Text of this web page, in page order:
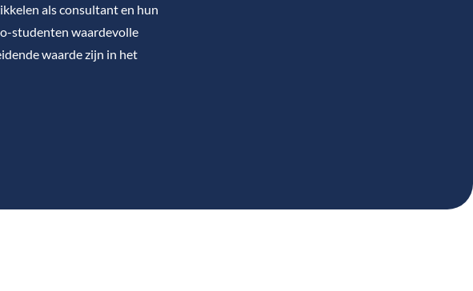
als consultant en hun
studenten waardevolle
waarde zijn in het